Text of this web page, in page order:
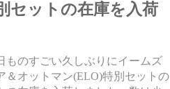
セットの在庫を入荷
ものすごい久しぶりにイームズ
＆オットマン(ELO)特別セットの